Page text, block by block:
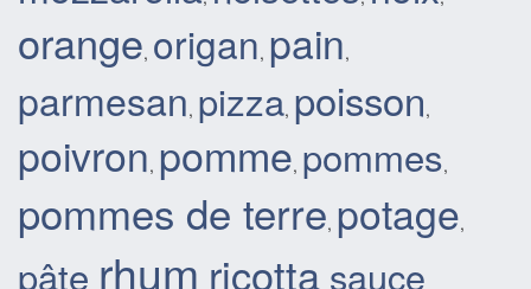
orange, origan, pain,
parmesan, pizza, poisson,
poivron, pomme, pommes,
pommes de terre, potage,
pâte rhum ricotta sauce